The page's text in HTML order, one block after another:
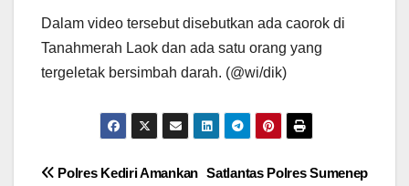
Dalam video tersebut disebutkan ada caorok di
Tanahmerah Laok dan ada satu orang yang
tergeletak bersimbah darah. (@wi/dik)
Navigasi
Satlantas Polres Sumenep
Polres Kediri Amankan